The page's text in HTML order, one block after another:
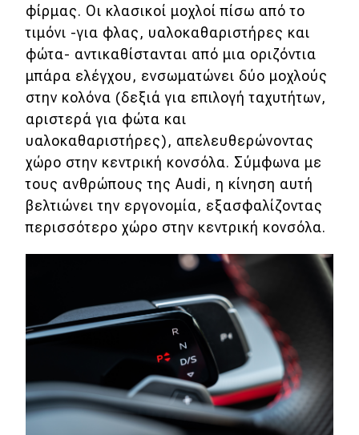
φίρμας. Οι κλασικοί μοχλοί πίσω από το
τιμόνι -για φλας, υαλοκαθαριστήρες και
φώτα- αντικαθίστανται από μια οριζόντια
μπάρα ελέγχου, ενσωματώνει δύο μοχλούς
στην κολόνα (δεξιά για επιλογή ταχυτήτων,
αριστερά για φώτα και
υαλοκαθαριστήρες), απελευθερώνοντας
χώρο στην κεντρική κονσόλα. Σύμφωνα με
τους ανθρώπους της Audi, η κίνηση αυτή
βελτιώνει την εργονομία, εξασφαλίζοντας
περισσότερο χώρο στην κεντρική κονσόλα.